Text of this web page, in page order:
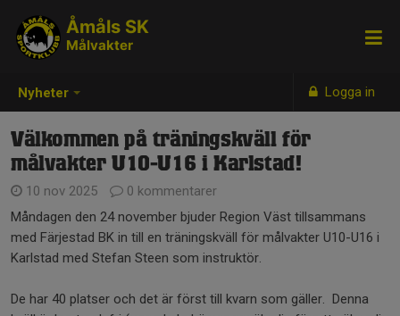
Nyheter Logga in
Åmåls SK
Målvakter
Välkommen på träningskväll för
målvakter U10-U16 i Karlstad!
10 nov 2025
0 kommentarer
Måndagen den 24 november bjuder Region Väst tillsammans
med Färjestad BK in till en träningskväll för målvakter U10-U16 i
Karlstad med Stefan Steen som instruktör.
De har 40 platser och det är först till kvarn som gäller. Denna